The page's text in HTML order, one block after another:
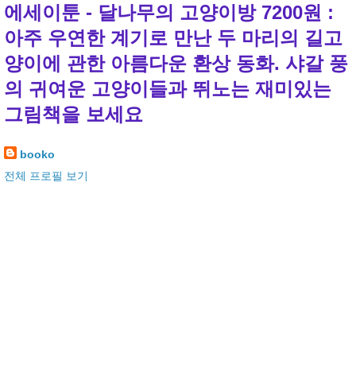
에세이툰 - 달나무의 고양이방 7200원 :
아주 우연한 계기로 만난 두 마리의 길고
양이에 관한 아름다운 환상 동화. 샤갈 풍
의 귀여운 고양이들과 뛰노는 재미있는
그림책을 보세요
booko
전체 프로필 보기